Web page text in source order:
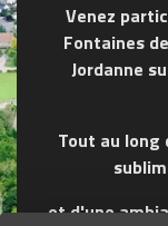
Venez
Fontaines
Jordanne
Tout au
et d'une